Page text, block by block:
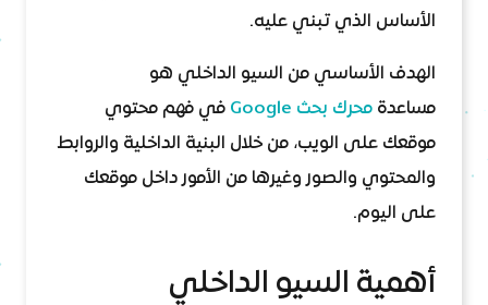
الأساس الذي تبني عليه.
الهدف الأساسي من السيو الداخلي هو
مساعدة محرك بحث Google
في فهم محتوي
موقعك على الويب، من خلال البنية الداخلية والروابط
والمحتوي والصور وغيرها من الأمور داخل موقعك
على اليوم.
أهمية السيو الداخلي